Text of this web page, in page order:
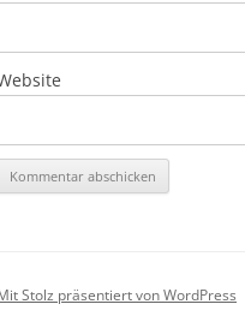
Stolz präsentiert von WordPress